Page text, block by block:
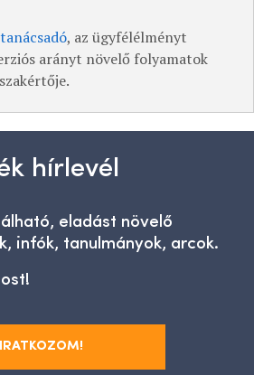
, az ügyfélélményt
arányt növelő folyamatok
hírlevél
eladást növelő
infók, tanulmányok, arcok.